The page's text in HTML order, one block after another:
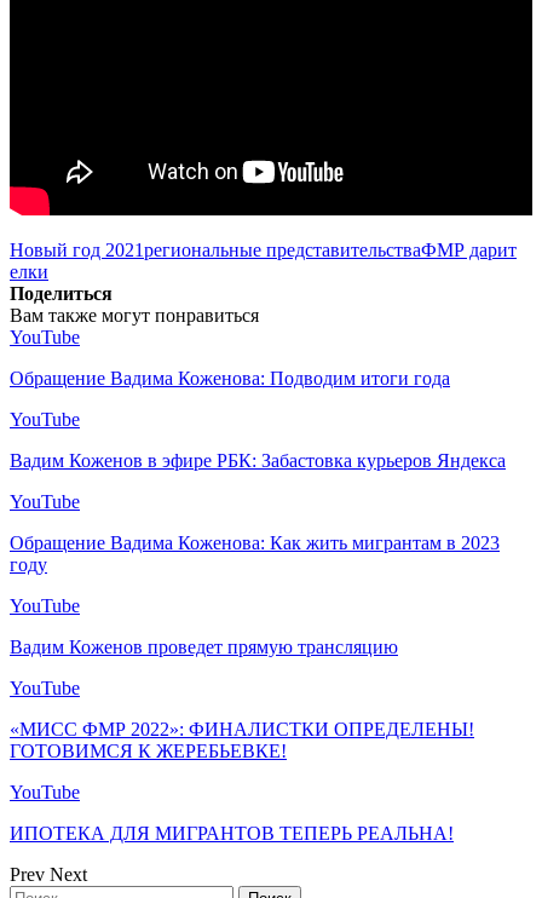
Новый год 2021региональные представительстваФМР дарит
елки
Поделиться
Вам также могут понравиться
YouTube
Обращение Вадима Коженова: Подводим итоги года
YouTube
Вадим Коженов в эфире РБК: Забастовка курьеров Яндекса
YouTube
Обращение Вадима Коженова: Как жить мигрантам в 2023
году
YouTube
Вадим Коженов проведет прямую трансляцию
YouTube
«МИСС ФМР 2022»: ФИНАЛИСТКИ ОПРЕДЕЛЕНЫ!
ГОТОВИМСЯ К ЖЕРЕБЬЕВКЕ!
YouTube
ИПОТЕКА ДЛЯ МИГРАНТОВ ТЕПЕРЬ РЕАЛЬНА!
Prev Next